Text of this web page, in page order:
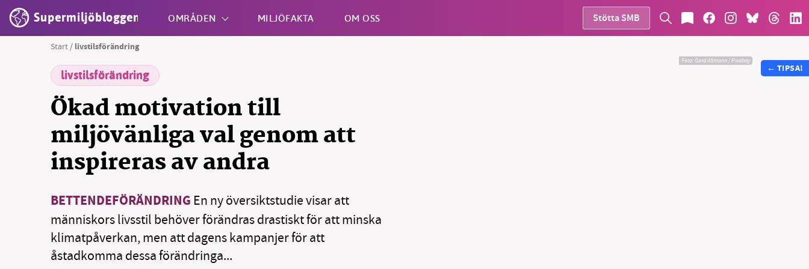
Supermiljöbloggen OMRÅDEN MILJÖFAKTA OM OSS Stötta SMB
Shift + S
Start / livstilsförändring
livstilsförändring
Ökad motivation till
miljövänliga val genom att
inspireras av andra
BETTENDEFÖRÄNDRING En ny översiktstudie visar att
människors livsstil behöver förändras drastiskt för att minska
klimatpåverkan, men att dagens kampanjer för att
åstadkomma dessa förändringa...
Foto: Gerd Altmann / Pixabay
← TIPSA!